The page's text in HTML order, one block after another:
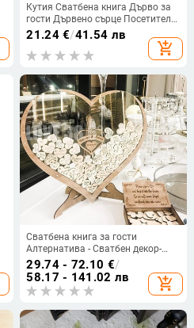
Кутия Сватбена книга Дърво за
гости Дървено сърце Посетители
Персонализирани резени за
скрапбукинг Naturalloveparty
Бележник Направи си сам
21.24€/41.54 лв
add_shopping_cart
Сватбена книга за гости
Алтернатива - Сватбен декор-
Книга за гости с капково сърце
29.74 - 72.10 €/
58.17 - 141.02 лв
add_shopping_cart